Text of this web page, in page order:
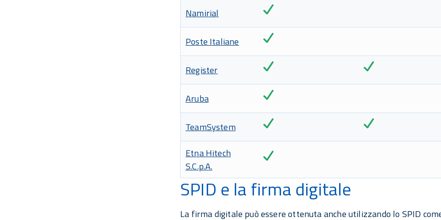
Namirial
Poste Italiane
Register
Aruba
TeamSystem
Etna Hitech
S.C.p.A.
SPID e la firma digitale
La firma digitale può essere ottenuta anche utilizzando lo SPID